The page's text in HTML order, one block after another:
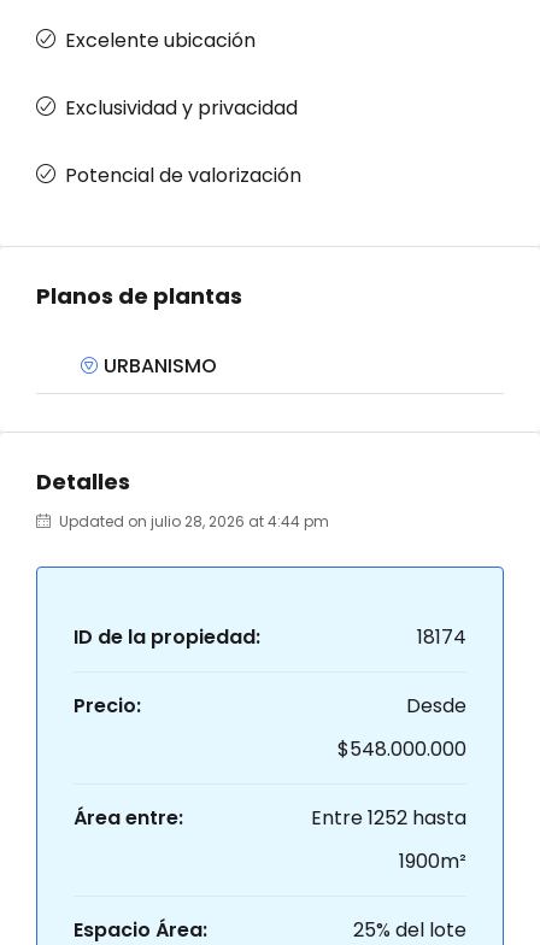
Excelente ubicación
Exclusividad y privacidad
Potencial de valorización
Planos de plantas
URBANISMO
Detalles
Updated on julio 28, 2026 at 4:44 pm
ID de la propiedad: 18174
Precio:
Desde
$548.000.000
Área entre:
Entre 1252 hasta
1900m²
Espacio Área: 25% del lote